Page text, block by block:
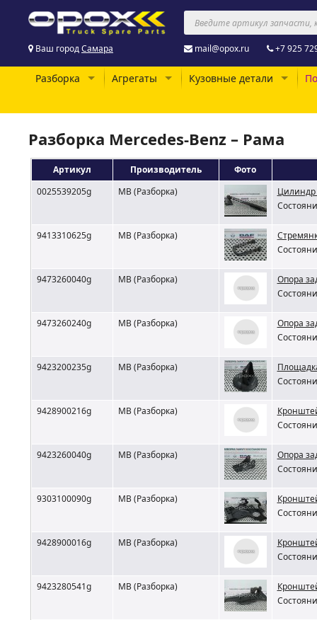
Ваш городСамара mail@opox.ru +7 925
Разборка Агрегаты Кузовные детали
Разборка Mercedes-Benz – Рама
Артикул Производитель
Фото
0025539205g
MB (Разборка)
Цилиндр
9413310625g MB (Разборка)
9473260040g MB (Разборка)
Опора
9473260240g MB (Разборка)
Опора
9423200235g MB (Разборка)
9428900216g MB (Разборка)
9423260040g MB (Разборка)
Опора
9303100090g MB (Разборка)
9428900016g MB (Разборка)
9423280541g MB (Разборка)